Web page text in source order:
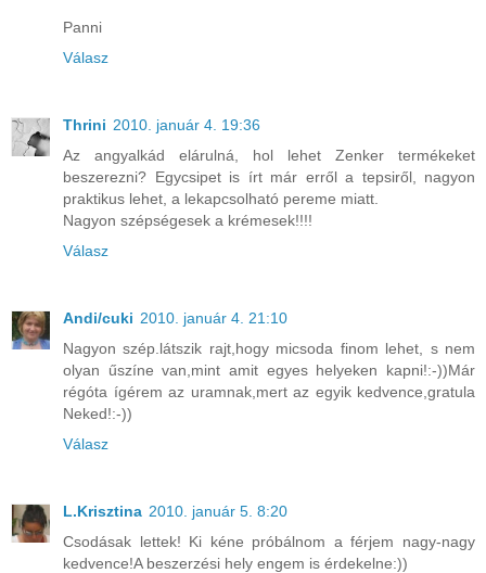
Panni
Válasz
Thrini 2010. január 4. 19:36
Az angyalkád elárulná, hol lehet Zenker termékeket
beszerezni? Egycsipet is írt már erről a tepsiről, nagyon
praktikus lehet, a lekapcsolható pereme miatt.
Nagyon szépségesek a krémesek!!!!
Válasz
Andi/cuki 2010. január 4. 21:10
Nagyon szép.látszik rajt,hogy micsoda finom lehet, s nem
olyan űszíne van,mint amit egyes helyeken kapni!:-))Már
régóta ígérem az uramnak,mert az egyik kedvence,gratula
Neked!:-))
Válasz
L.Krisztina 2010. január 5. 8:20
Csodásak lettek! Ki kéne próbálnom a férjem nagy-nagy
kedvence!A beszerzési hely engem is érdekelne:))